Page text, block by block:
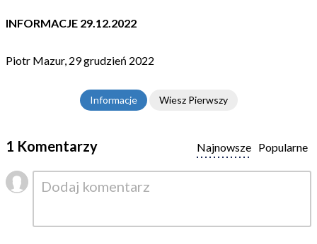
INFORMACJE 29.12.2022
Piotr Mazur, 29 grudzień 2022
Informacje Wiesz Pierwszy
1 Komentarzy Popularne
Najnowsze